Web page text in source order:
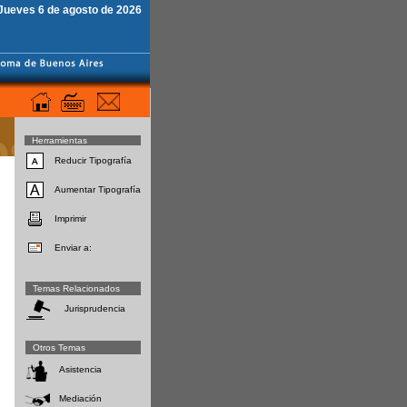
6 de agosto de 2026
Herramientas
Reducir Tipografía
Aumentar Tipografía
Imprimir
Enviar a:
Temas Relacionados
Jurisprudencia
Otros Temas
Asistencia
Mediación